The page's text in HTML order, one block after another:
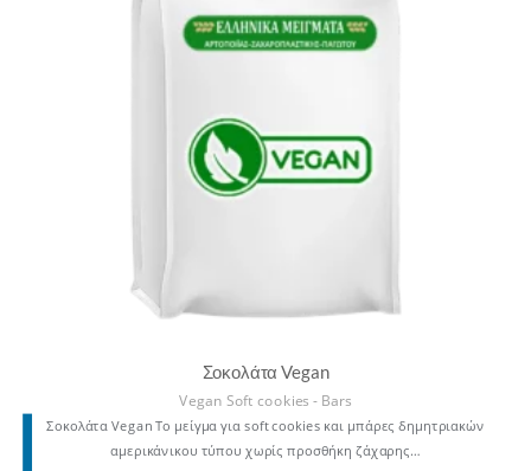
Σοκολάτα Vegan
Vegan Soft cookies - Bars
Σοκολάτα Vegan Το μείγμα για soft cookies και μπάρες δημητριακών
αμερικάνικου τύπου χωρίς προσθήκη ζάχαρης…